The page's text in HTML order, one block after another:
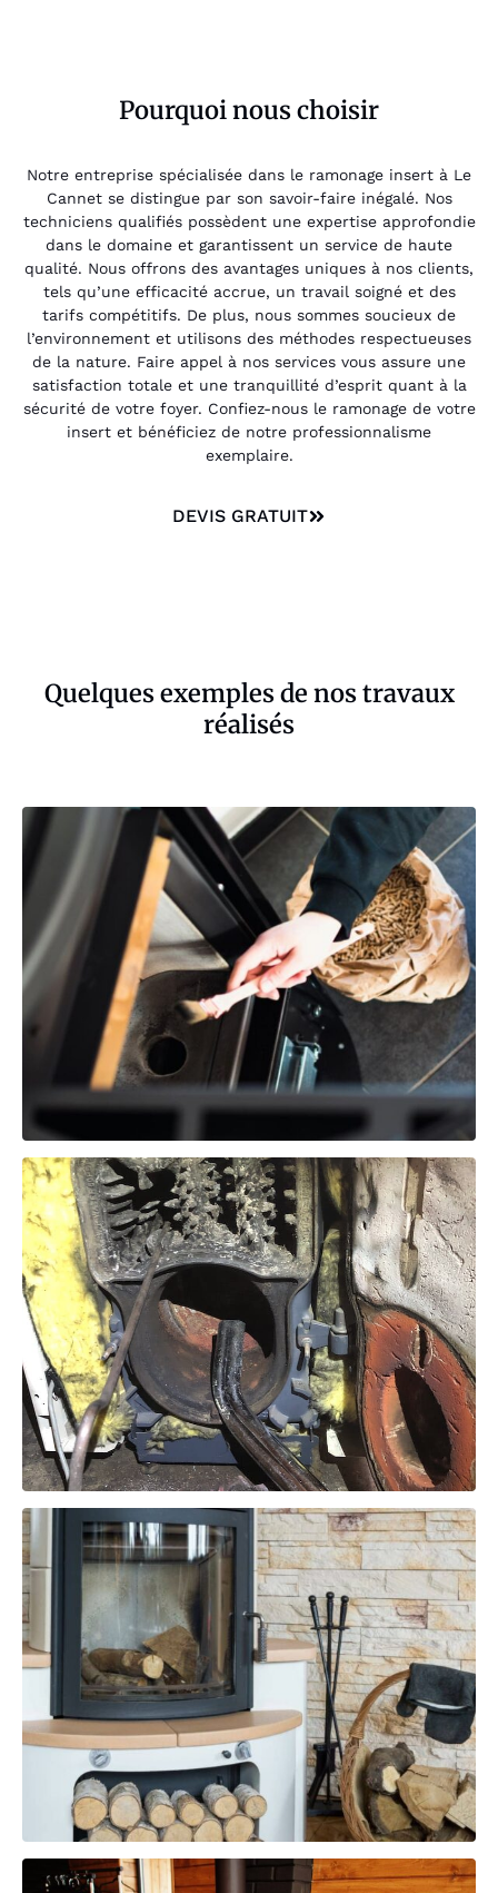
Pourquoi nous choisir
Notre entreprise spécialisée dans le ramonage insert à Le
Cannet se distingue par son savoir-faire inégalé. Nos
techniciens qualifiés possèdent une expertise approfondie
dans le domaine et garantissent un service de haute
qualité. Nous offrons des avantages uniques à nos clients,
tels qu’une efficacité accrue, un travail soigné et des
tarifs compétitifs. De plus, nous sommes soucieux de
l’environnement et utilisons des méthodes respectueuses
de la nature. Faire appel à nos services vous assure une
satisfaction totale et une tranquillité d’esprit quant à la
sécurité de votre foyer. Confiez-nous le ramonage de votre
insert et bénéficiez de notre professionnalisme
exemplaire.
DEVIS GRATUIT
Quelques exemples de nos travaux
réalisés